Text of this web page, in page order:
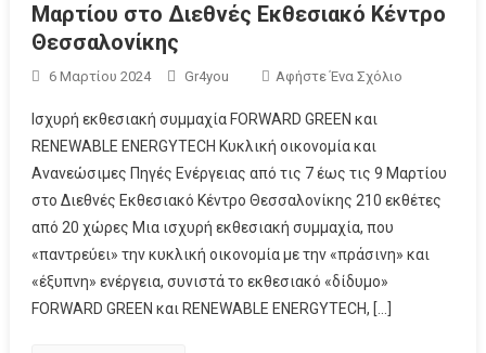
Μαρτίου στο Διεθνές Εκθεσιακό Κέντρο
Θεσσαλονίκης
6 Μαρτίου 2024 Gr4you Αφήστε Ένα Σχόλιο
Ισχυρή εκθεσιακή συμμαχία FORWARD GREEN και
RENEWABLE ENERGYTECH Κυκλική οικονομία και
Ανανεώσιμες Πηγές Ενέργειας από τις 7 έως τις 9 Μαρτίου
στο Διεθνές Εκθεσιακό Κέντρο Θεσσαλονίκης 210 εκθέτες
από 20 χώρες Μια ισχυρή εκθεσιακή συμμαχία, που
«παντρεύει» την κυκλική οικονομία με την «πράσινη» και
«έξυπνη» ενέργεια, συνιστά το εκθεσιακό «δίδυμο»
FORWARD GREEN και RENEWABLE ENERGYTECH, […]